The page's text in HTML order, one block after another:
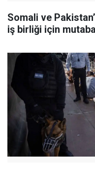
Somali ve
iş birliği için